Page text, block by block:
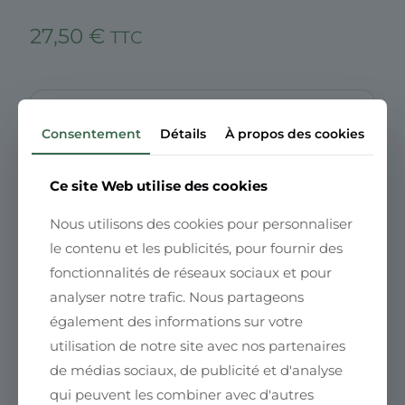
27,50 € TTC
estivale. Les commandes reprendront
prochainement.
Quantité : 200ml
Propriétés & Avantages:
utilisation quotidienne.
Convient aux peaux sensibles grâce à sa formule
douce et naturelle.
Apporte une protection contre les agressions
Consentement Détails À propos des cookies
Ce site Web utilise des cookies
Nous utilisons des cookies pour personnaliser
le contenu et les publicités, pour fournir des
fonctionnalités de réseaux sociaux et pour
analyser notre trafic. Nous partageons
également des informations sur votre
utilisation de notre site avec nos partenaires
de médias sociaux, de publicité et d'analyse
qui peuvent les combiner avec d'autres